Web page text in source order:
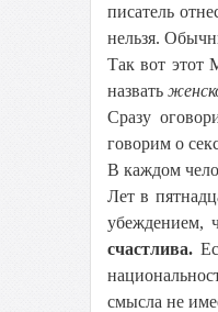
писатель
нельзя.
Так вот этот
назвать
Сразу
говорим о
В каждом
Лет в
убеждением,
счастлива.
смысла не